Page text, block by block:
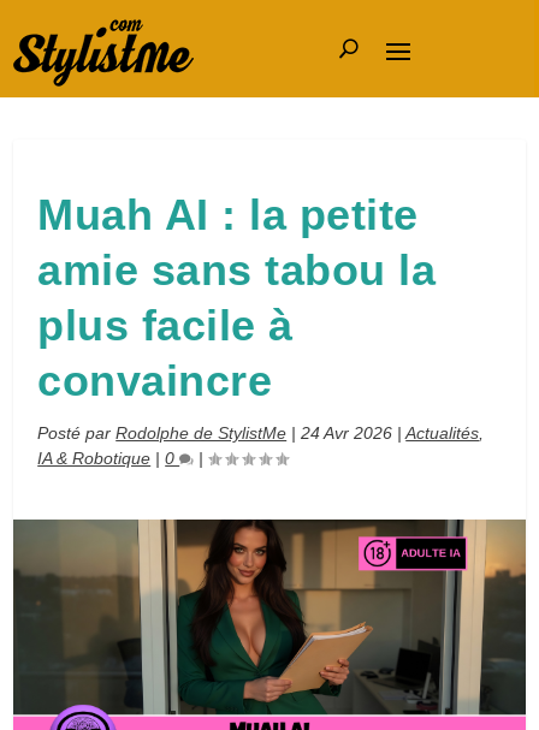
Muah AI : la petite
amie sans tabou la
plus facile à
convaincre
Posté parRodolphe de StylistMe |24 Avr 2026 |Actualités
IA & Robotique |0 |